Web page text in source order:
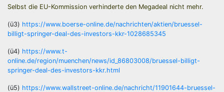
Selbst die EU-Kommission verhinderte den Megadeal nicht mehr.
(ü3) https://www.boerse-online.de/nachrichten/aktien/bruessel-
billigt-springer-deal-des-investors-kkr-1028685345
(ü4) https://www.t-
online.de/region/muenchen/news/id_86803008/bruessel-billigt-
springer-deal-des-investors-kkr.html
(ü5) https://www.wallstreet-online.de/nachricht/11901644-bruessel-